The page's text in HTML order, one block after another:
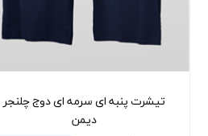
تیشرت پنبه ای سرمه ای دوج چلنجر
دیمن